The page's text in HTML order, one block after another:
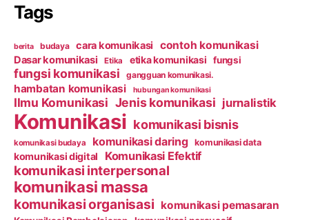
Tags
berita budaya cara komunikasi contoh komunikasi
Dasar komunikasi Etika etika komunikasi fungsi
fungsi komunikasi gangguan komunikasi.
hambatan komunikasi hubungan komunikasi
Ilmu Komunikasi Jenis komunikasi jurnalistik
Komunikasi komunikasi bisnis
komunikasi budaya komunikasi daring komunikasi data
komunikasi digital Komunikasi Efektif
komunikasi interpersonal
komunikasi massa
komunikasi organisasi komunikasi pemasaran